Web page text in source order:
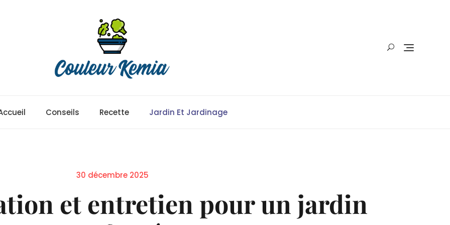
Conseils Recette Jardin Et Jardinage
Posted
30 décembre 2025
et entretien pour un jardin